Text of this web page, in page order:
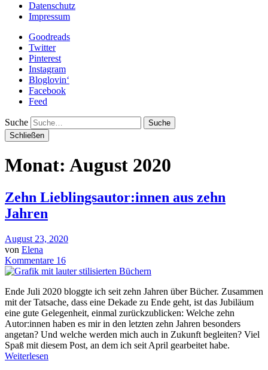
Datenschutz
Impressum
Goodreads
Twitter
Pinterest
Instagram
Bloglovin‘
Facebook
Feed
Suche
Schließen
Monat: August 2020
Zehn Lieblingsautor:innen aus zehn
Jahren
August 23, 2020
von Elena
Kommentare 16
Ende Juli 2020 bloggte ich seit zehn Jahren über Bücher. Zusammen
mit der Tatsache, dass eine Dekade zu Ende geht, ist das Jubiläum
eine gute Gelegenheit, einmal zurückzublicken: Welche zehn
Autor:innen haben es mir in den letzten zehn Jahren besonders
angetan? Und welche werden mich auch in Zukunft begleiten? Viel
Spaß mit diesem Post, an dem ich seit April gearbeitet habe.
Weiterlesen